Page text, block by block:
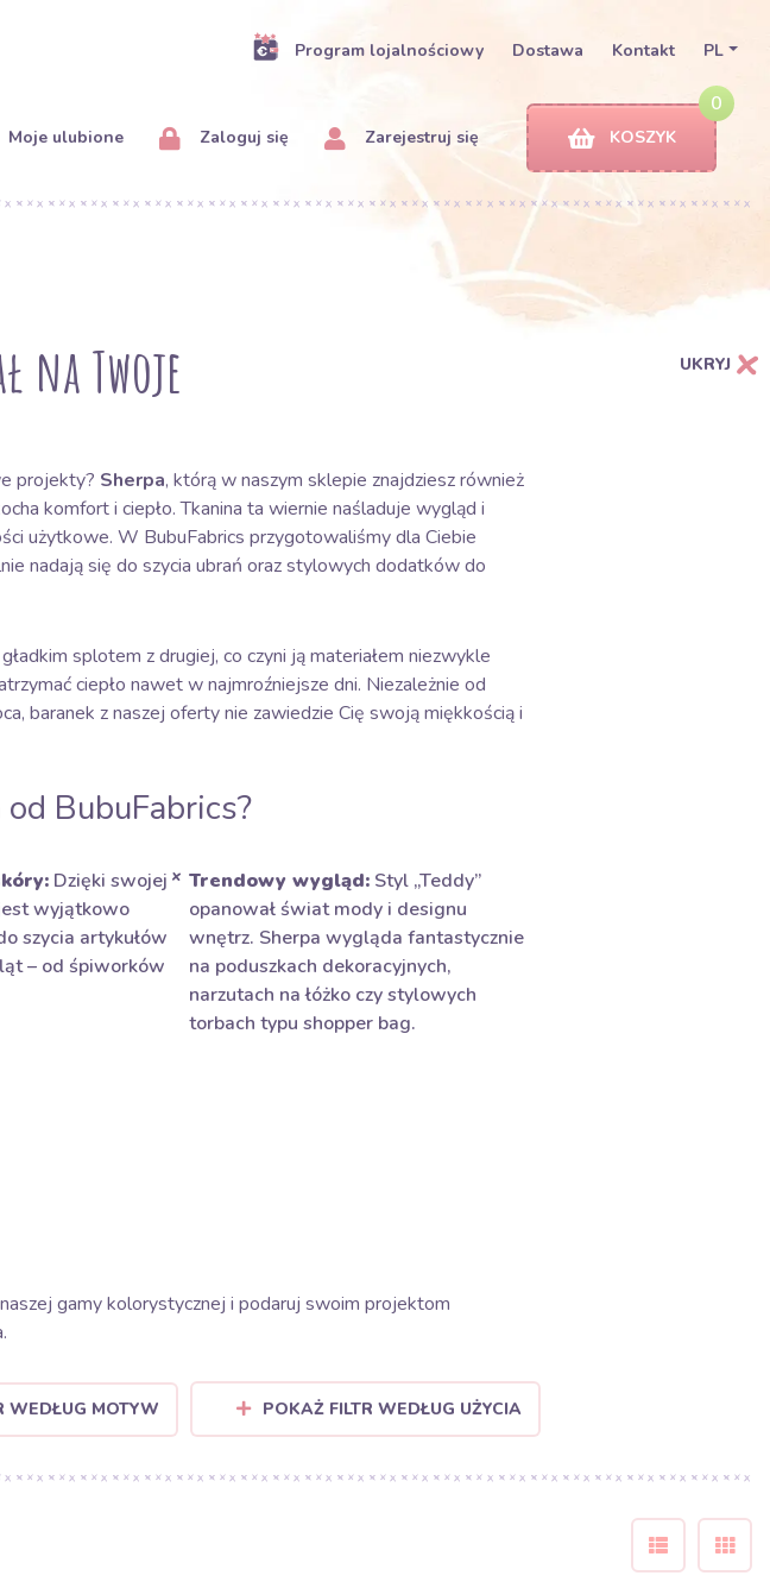
Program lojalnościowy Dostawa Kontakt PL
Moje ulubione Zaloguj się Zarejestruj się
0
KOSZYK
na Twoje
projekty? Sherpa, którą w naszym sklepie znajdziesz również
komfort i ciepło. Tkanina ta wiernie naśladuje wygląd i
użytkowe. W BubuFabrics przygotowaliśmy dla Ciebie
nadają się do szycia ubrań oraz stylowych dodatków do
splotem z drugiej, co czyni ją materiałem niezwykle
ciepło nawet w najmroźniejsze dni. Niezależnie od
baranek z naszej oferty nie zawiedzie Cię swoją miękkością i
BubuFabrics?
Dzięki swojej
wyjątkowo
szycia artykułów
– od śpiworków
Trendowy wygląd: Styl „Teddy”
opanował świat mody i designu
wnętrz. Sherpa wygląda fantastycznie
na poduszkach dekoracyjnych,
narzutach na łóżko czy stylowych
torbach typu shopper bag.
gamy kolorystycznej i podaruj swoim projektom
UKRYJ
WEDŁUG MOTYW POKAŻ FILTR WEDŁUG UŻYCIA